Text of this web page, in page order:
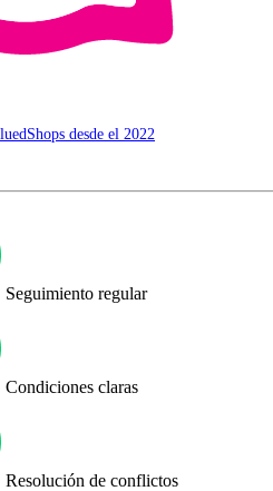
desde el 2022
Seguimiento regular
Condiciones claras
Resolución de conflictos